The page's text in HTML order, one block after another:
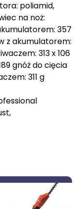
poliamid,
na noż:
357
z akumulatorem:
313 x 106
gnóż do cięcia
311 g